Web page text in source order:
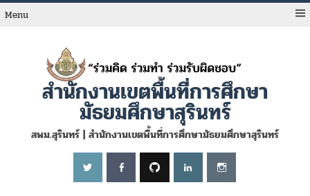
Skip
toMenu
สำนักงานเขตพื้นที่การศึกษา
มัธยมศึกษาสุรินทร์
สพม.สุรินทร์ | สำนักงานเขตพื้นที่การศึกษามัธยมศึกษาสุรินทร์